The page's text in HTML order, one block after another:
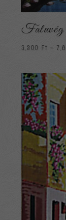
Faluvég
3,300 Ft –